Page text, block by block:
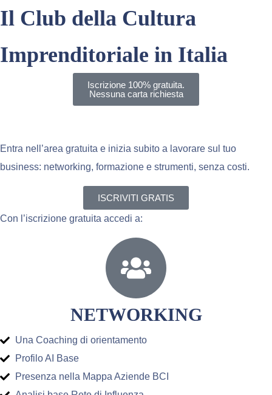
Il Club della Cultura
Imprenditoriale in Italia
Iscrizione 100% gratuita.
Nessuna carta richiesta
Entra nell’area gratuita e inizia subito a lavorare sul tuo
business: networking, formazione e strumenti, senza costi.
ISCRIVITI GRATIS
Con l’iscrizione gratuita accedi a:
NETWORKING
Una Coaching di orientamento
Profilo AI Base
Presenza nella Mappa Aziende BCI